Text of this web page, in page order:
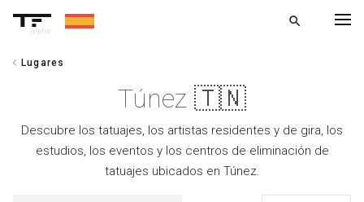
alpha
search
chevron_left Lugares
Túnez 🇹🇳
Descubre los tatuajes, los artistas residentes y de gira, los
estudios, los eventos y los centros de eliminación de
tatuajes ubicados en Túnez.